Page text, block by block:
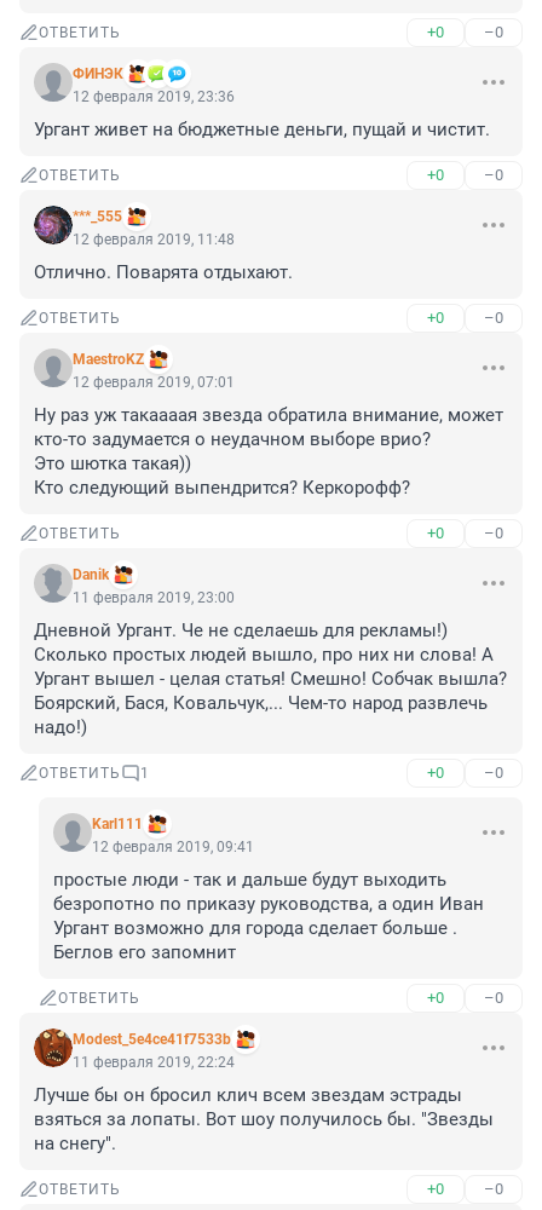
ОТВЕТИТЬ +0 –0
ФИНЭК
12 февраля 2019, 23:36
Ургант живет на бюджетные деньги, пущай и чистит.
ОТВЕТИТЬ +0 –0
***_555
12 февраля 2019, 11:48
Отлично. Поварята отдыхают.
ОТВЕТИТЬ +0 –0
MaestroKZ
12 февраля 2019, 07:01
Ну раз уж такаааая звезда обратила внимание, может
кто-то задумается о неудачном выборе врио?
Это шютка такая))
Кто следующий выпендрится? Керкорофф?
ОТВЕТИТЬ +0 –0
Danik
11 февраля 2019, 23:00
Дневной Ургант. Че не сделаешь для рекламы!)
Сколько простых людей вышло, про них ни слова! А
Ургант вышел - целая статья! Смешно! Собчак вышла?
Боярский, Бася, Ковальчук,... Чем-то народ развлечь
надо!)
ОТВЕТИТЬ 1 +0 –0
Karl111
12 февраля 2019, 09:41
простые люди - так и дальше будут выходить
безропотно по приказу руководства, а один Иван
Ургант возможно для города сделает больше .
Беглов его запомнит
ОТВЕТИТЬ +0 –0
Modest_5e4ce41f7533b
11 февраля 2019, 22:24
Лучше бы он бросил клич всем звездам эстрады
взяться за лопаты. Вот шоу получилось бы. "Звезды
на снегу".
ОТВЕТИТЬ +0 –0